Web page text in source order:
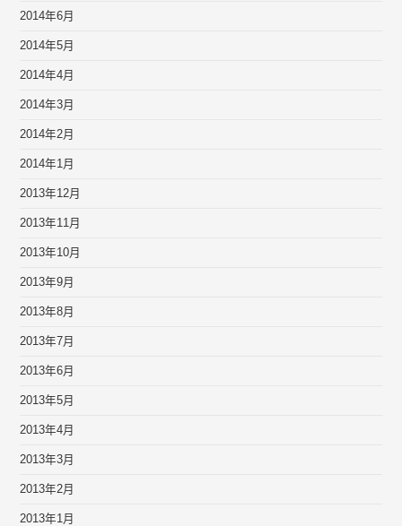
2014年6月
2014年5月
2014年4月
2014年3月
2014年2月
2014年1月
2013年12月
2013年11月
2013年10月
2013年9月
2013年8月
2013年7月
2013年6月
2013年5月
2013年4月
2013年3月
2013年2月
2013年1月